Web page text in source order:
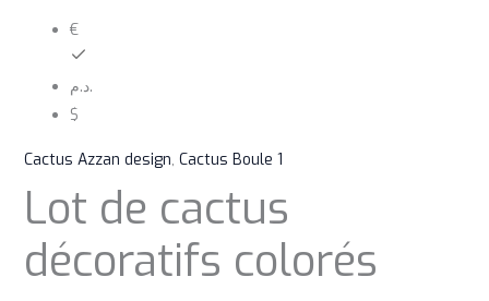
€
د.م.
$
Cactus Azzan design, Cactus Boule 1
Lot de cactus
décoratifs colorés
colorés